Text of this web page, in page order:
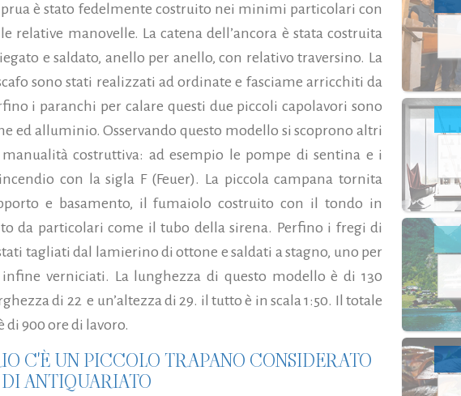
prua è stato fedelmente costruito nei minimi particolari con
relative manovelle. La catena dell’ancora è stata costruita
e saldato, anello per anello, con relativo traversino. La
sono stati realizzati ad ordinate e fasciame arricchiti da
i paranchi per calare questi due piccoli capolavori sono
ed alluminio. Osservando questo modello si scoprono altri
costruttiva: ad esempio le pompe di sentina e i
con la sigla F (Feuer). La piccola campana tornita
e basamento, il fumaiolo costruito con il tondo in
da particolari come il tubo della sirena. Perfino i fregi di
tagliati dal lamierino di ottone e saldati a stagno, uno per
verniciati. La lunghezza di questo modello è di 130
di 22 e un’altezza di 29. il tutto è in scala 1:50. Il totale
900 ore di lavoro.
C'È UN PICCOLO TRAPANO CONSIDERATO
ANTIQUARIATO